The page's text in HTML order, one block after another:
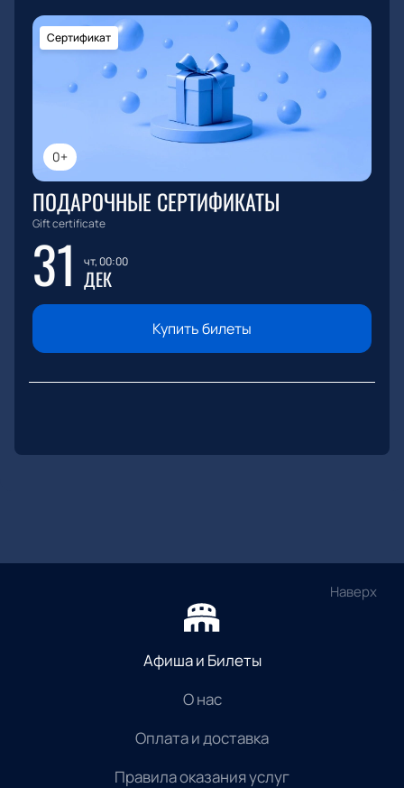
0+
Сертификат
ПОДАРОЧНЫЕ СЕРТИФИКАТЫ
Gift certificate
31 чт, 00:00
ДЕК
Купить билеты
Наверх
Афиша и Билеты
О нас
Оплата и доставка
Правила оказания услуг